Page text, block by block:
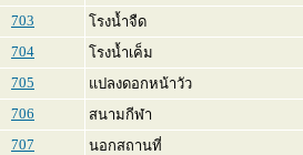
703
โรงน้ำจืด
704
โรงน้ำเค็ม
705
แปลงดอกหน้าวัว
706
สนามกีฬา
707
นอกสถานที่